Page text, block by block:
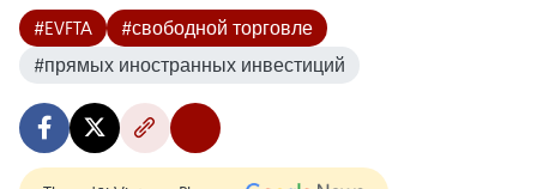
#EVFTA
#свободной торговле
#прямых иностранных инвестиций